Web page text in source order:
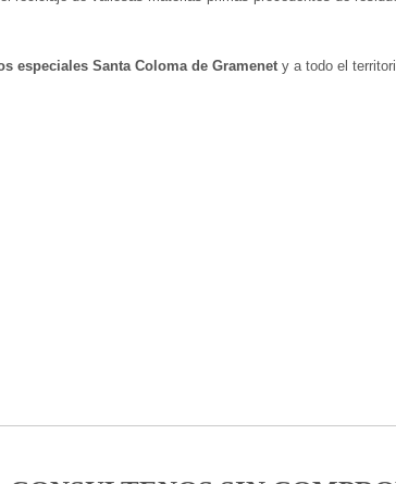
especiales Santa Coloma de Gramenet y a todo el